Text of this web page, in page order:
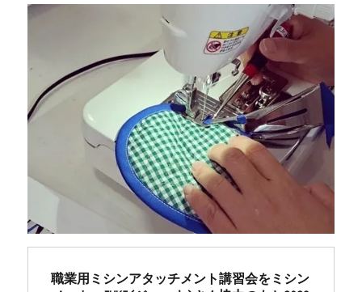
シ
ン
【レ
ガ
ー
ト・
7500SDX】
ミ
シ
修
ン
テ
ン
職業用ミシンアタッチメント講習会をミシン